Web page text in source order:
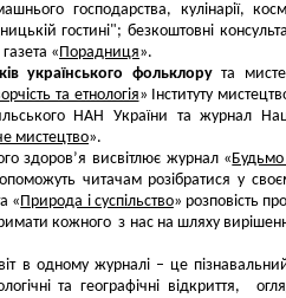
господарства, кулiнарiї,
гостині"; безкоштовнi
«Порадниця».
українського фольклорута
та етнологія» Iнституту
НАН України та журнал
мистецтво».
здоров’я висвітлює журнал «Будьмо
читачам розібратися у
«Природа і суспільство» розповість
кожного з нас на шляху
в одному журналі – це
та географічні відкриття,